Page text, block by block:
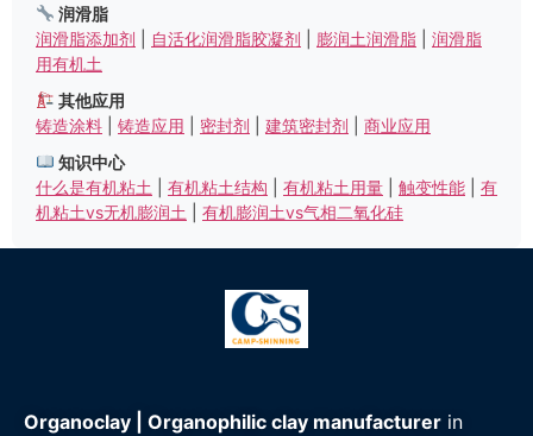
润滑脂
润滑脂添加剂
自活化润滑脂胶凝剂 膨润土润滑脂
润滑脂
用有机土
其他应用
铸造涂料
铸造应用 密封剂 建筑密封剂
商业应用
知识中心
什么是有机粘土
有机粘土结构 有机粘土用量 触变性能
有
机粘土vs无机膨润土
有机膨润土vs气相二氧化硅
Organoclay | Organophilic clay manufacturer in